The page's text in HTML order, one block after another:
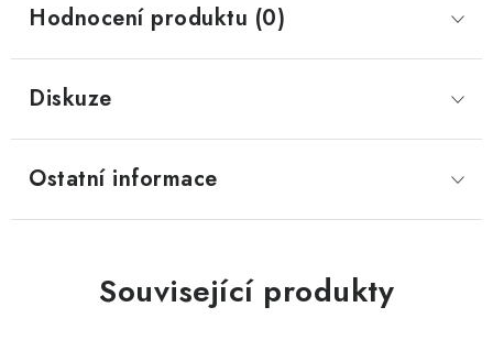
Hodnocení produktu (0)
Diskuze
Ostatní informace
Související produkty